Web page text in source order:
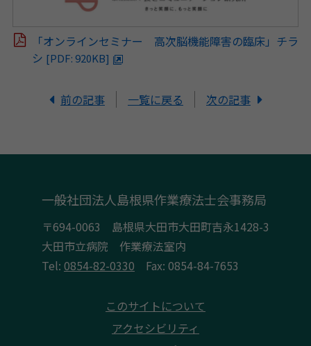
「オンラインセミナー 高次脳機能障害の臨床」チラ
シ [PDF: 920KB]
前の記事 一覧に戻る 次の記事
一般社団法人島根県作業療法士会事務局
〒694-0063 島根県大田市大田町吉永1428-3
大田市立病院 作業療法室内
Tel: 0854-82-0330 Fax: 0854-84-7653
このサイトについて
アクセシビリティ